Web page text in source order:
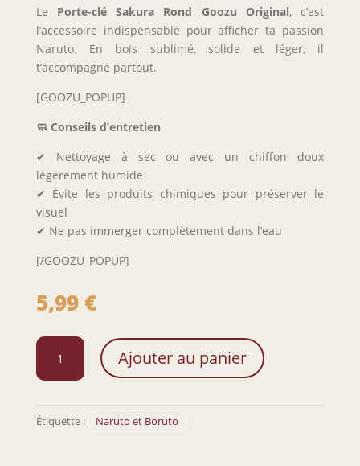
Le Porte-clé Sakura Rond Goozu Original, c’est
l’accessoire indispensable pour afficher ta passion
Naruto. En bois sublimé, solide et léger, il
t’accompagne partout.
[GOOZU_POPUP]
🧼 Conseils d’entretien
✔ Nettoyage à sec ou avec un chiffon doux
légèrement humide
✔ Évite les produits chimiques pour préserver le
visuel
✔ Ne pas immerger complètement dans l’eau
[/GOOZU_POPUP]
5,99€
quantité
Porte-
Sakura
Ajouter au panier
Étiquette : Naruto et Boruto